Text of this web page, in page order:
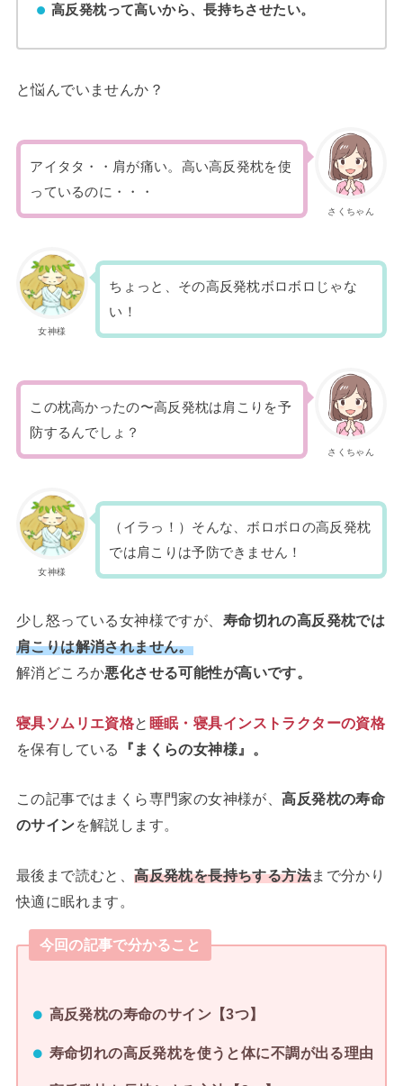
高反発枕って高いから、長持ちさせたい。
と悩んでいませんか？
さくちゃん
アイタタ・・肩が痛い。高い高反発枕を使
っているのに・・・
女神様
ちょっと、その高反発枕ボロボロじゃな
い！
さくちゃん
この枕高かったの〜高反発枕は肩こりを予
防するんでしょ？
女神様
（イラっ！）そんな、ボロボロの高反発枕
では肩こりは予防できません！
少し怒っている女神様ですが、 寿命切れの高反発枕では
肩こりは解消されません。
解消どころか悪化させる可能性が高いです。
寝具ソムリエ資格と 睡眠・寝具インストラクターの資格
を保有している 『まくらの女神様』。
この記事ではまくら専門家の女神様が、高反発枕の寿命
のサインを解説します。
最後まで読むと、高反発枕を長持ちする方法まで分かり
快適に眠れます。
今回の記事で分かること
高反発枕の寿命のサイン【3つ】
寿命切れの高反発枕を使うと体に不調が出る理由